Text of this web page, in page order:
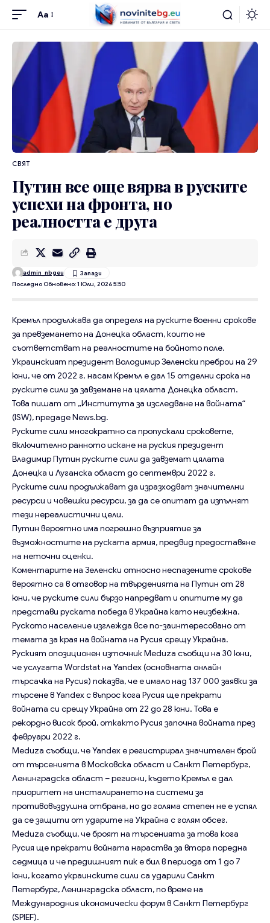
Aa
СВЯТ
Путин все още вярва в руските
успехи на фронта, но
реалността е друга
Последно Обновено: 1 Юли, 2026 5:50
admin_nbgeu
Кремъл продължава да определя на руските военни срокове
за превземането на Донецка област, които не
съответстват на реалностите на бойното поле.
Украинският президент Володимир Зеленски преброи на 29
юни, че от 2022 г. насам Кремъл е дал 15 отделни срока на
руските сили за завземане на цялата Донецка област.
Това пишат от „Института за изследване на войната“
(ISW), предаде News.bg.
Руските сили многократно са пропускали сроковете,
включително ранното искане на руския президент
Владимир Путин руските сили да завземат цялата
Донецка и Луганска област до септември 2022 г.
Руските сили продължават да изразходват значителни
ресурси и човешки ресурси, за да се опитат да изпълнят
тези нереалистични цели.
Путин вероятно има погрешно възприятие за
възможностите на руската армия, предвид предоставяне
на неточни оценки.
Коментарите на Зеленски относно неспазените срокове
вероятно са в отговор на твърденията на Путин от 28
юни, че руските сили бързо напредват и опитите му да
представи руската победа в Украйна като неизбежна.
Руското население изглежда все по-заинтересовано от
темата за края на войната на Русия срещу Украйна.
Руският опозиционен източник Meduza съобщи на 30 юни,
че услугата Wordstat на Yandex (основната онлайн
търсачка на Русия) показва, че е имало над 137 000 заявки за
търсене в Yandex с въпрос кога Русия ще прекрати
войната си срещу Украйна от 22 до 28 юни. Това е
рекордно висок брой, откакто Русия започна войната през
февруари 2022 г.
Meduza съобщи, че Yandex е регистрирал значителен брой
от търсенията в Московска област и Санкт Петербург,
Ленинградска област – региони, където Кремъл е дал
приоритет на инсталирането на системи за
противовъздушна отбрана, но до голяма степен не е успял
да се защити от ударите на Украйна с голям обсег.
Meduza съобщи, че броят на търсенията за това кога
Русия ще прекрати войната нараства за втора поредна
седмица и че предишният пик е бил в периода от 1 до 7
юни, когато украинските сили са ударили Санкт
Петербург, Ленинградска област, по време на
Международния икономически форум в Санкт Петербург
(SPIEF).